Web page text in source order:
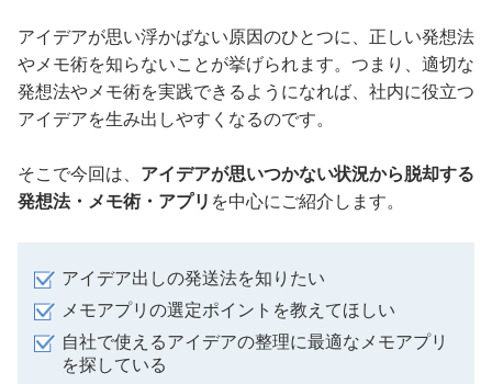
アイデアが思い浮かばない原因のひとつに、正しい発想法
やメモ術を知らないことが挙げられます。つまり、適切な
発想法やメモ術を実践できるようになれば、社内に役立つ
アイデアを生み出しやすくなるのです。
そこで今回は、 アイデアが思いつかない状況から脱却する
発想法・メモ術・アプリ を中心にご紹介します。
アイデア出しの発送法を知りたい
メモアプリの選定ポイントを教えてほしい
自社で使えるアイデアの整理に最適なメモアプリ
を探している